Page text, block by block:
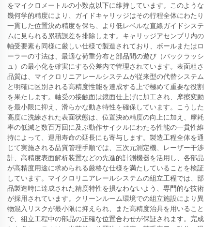
をマイクロメートルの小数点以下に維持しています。このような
幾何学的精度により、ガイドキャリッジはその行程全体にわたり
一貫した位置決め精度を保ち、より低レベルな直線ガイドシステ
ムに見られる累積誤差を排除します。キャリッジアセンブリ内の
軸受要素も同様に厳しい仕様で製造されており、ボールまたはロ
ーラーの寸法は、最適な荷重分布と部品間の遊び（バックラッシ
ュ）の最小化を確実にする公差内で管理されています。表面粗さ
品質は、マイクロリニアレールシステムが従来型の代替システム
と明確に区別される高精度性能を達成する上で極めて重要な役割
を果たします。軸受の接触面は鏡面仕上げに加工され、摩擦変動
を最小限に抑え、滑らかな動き特性を確保しています。こうした
高度に洗練された表面状態は、位置決め精度の向上に加え、摩耗
率の低減と数百万回に及ぶ動作サイクルにわたる性能の一貫性維
持によって、運用寿命の延長にも寄与します。製造工程全体を通
じて実施される品質管理手順では、三次元測定機、レーザー干渉
計、高精度表面解析装置などの先進的計測機器を活用し、各部品
が高精度用途に求められる厳格な仕様を満たしていることを検証
しています。マイクロリニアレールシステムの組立工程では、部
品製造時に達成された精度特性を損なわないよう、専門的な技術
が採用されています。クリーンルーム環境での組立施設により異
物混入リスクが最小限に抑えられ、また高精度治具を用いること
で、組立工程中の部品の正確な位置合わせが保証されます。完成